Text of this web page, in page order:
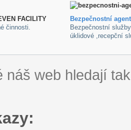
FACILITY
činnosti.
Bezpečnostní
Bezpečnostní
úklidové ,recepční
náš web hledají